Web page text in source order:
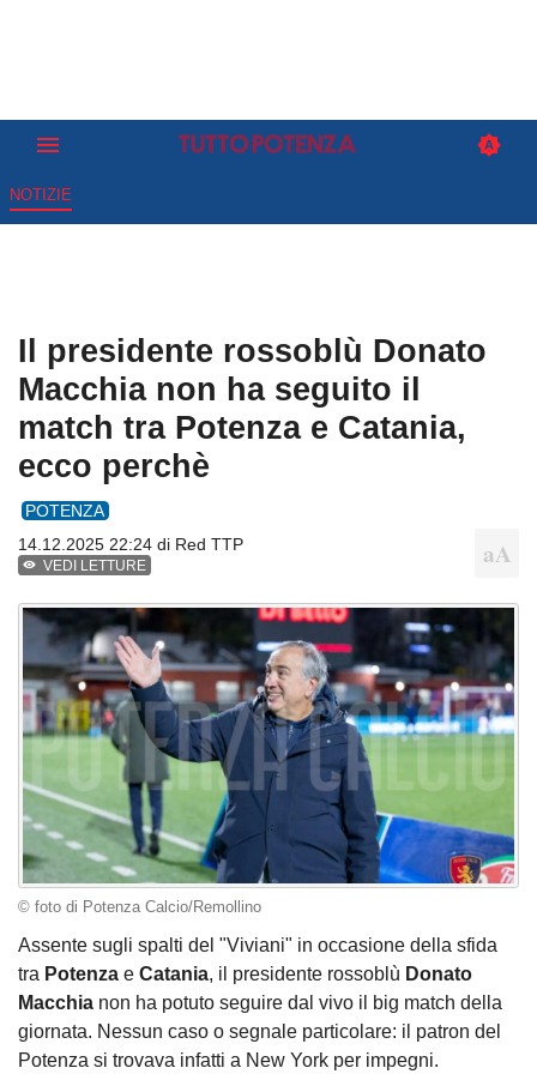
NOTIZIE
Il presidente rossoblù Donato
Macchia non ha seguito il
match tra Potenza e Catania,
ecco perchè
POTENZA
14.12.2025 22:24 di Red TTP
VEDI LETTURE
© foto di Potenza Calcio/Remollino
Assente sugli spalti del "Viviani" in occasione della sfida
tra Potenza e Catania, il presidente rossoblù Donato
Macchia non ha potuto seguire dal vivo il big match della
giornata. Nessun caso o segnale particolare: il patron del
Potenza si trovava infatti a New York per impegni.